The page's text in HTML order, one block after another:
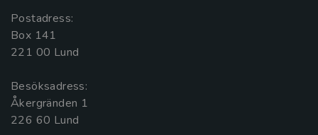
Postadress:
Box 141
221 00 Lund
Besöksadress:
Åkergränden 1